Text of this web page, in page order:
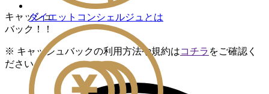
ダイエットコンシェルジュとは
キャッシュ
バック！！
※ キャッシュバックの利用方法や規約はコチラ をご確認く
ださい